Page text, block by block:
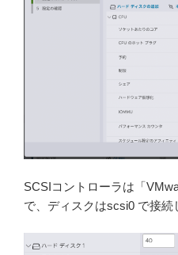
SCSIコントローラは「
で、ディスクはscsi0 で接続